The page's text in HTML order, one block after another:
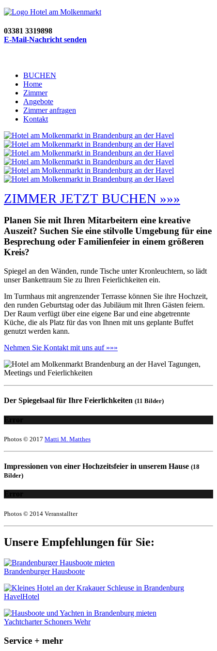
03381 3319898
E-Mail-Nachricht senden
BUCHEN
Home
Zimmer
Angebote
Zimmer anfragen
Kontakt
ZIMMER JETZT BUCHEN »»»
Planen Sie mit Ihren Mitarbeitern eine kreative
Auszeit? Suchen Sie eine stilvolle Umgebung für eine
Besprechung oder Familienfeier in einem größeren
Kreis?
Spiegel an den Wänden, runde Tische unter Kronleuchtern, so lädt
unser Bankettraum Sie zu Ihren Feierlichkeiten ein.
Im Turmhaus mit angrenzender Terrasse können Sie ihre Hochzeit,
den runden Geburtstag oder das Jubiläum mit Ihren Gästen feiern.
Der Raum verfügt über eine eigene Bar und eine abgetrennte
Küche, die als Platz für das von Ihnen mit uns geplante Buffet
genutzt werden kann.
Nehmen Sie Kontakt mit uns auf »»»
Der Spiegelsaal für Ihre Feierlichkeiten (11 Bilder)
Error
Photos © 2017 Matti M. Matthes
Impressionen von einer Hochzeitsfeier in unserem Hause (18
Bilder)
Error
Photos © 2014 Veranstallter
Unsere Empfehlungen für Sie:
Brandenburger Hausboote
HavelHotel
Yachtcharter Schoners Wehr
Service + mehr